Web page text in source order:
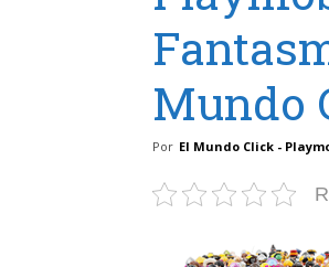
Mundo
Por El Mundo Click -